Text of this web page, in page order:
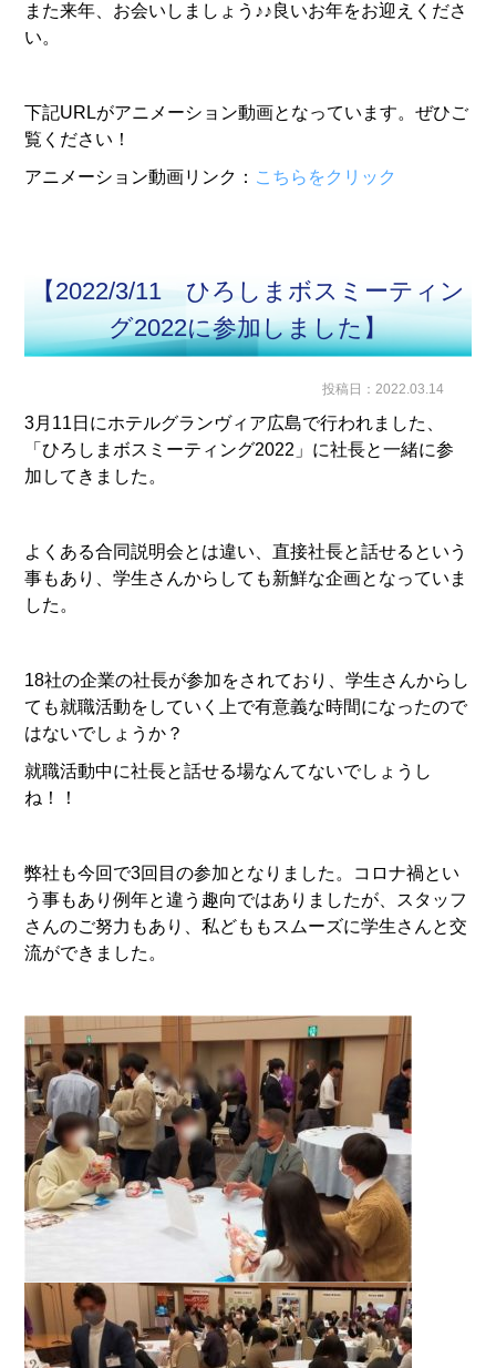
また来年、お会いしましょう♪♪良いお年をお迎えくださ
い。
下記URLがアニメーション動画となっています。ぜひご
覧ください！
アニメーション動画リンク： こちらをクリック
【2022/3/11 ひろしまボスミーティン
グ2022に参加しました】
投稿日：2022.03.14
3月11日にホテルグランヴィア広島で行われました、
「ひろしまボスミーティング2022」に社長と一緒に参
加してきました。
よくある合同説明会とは違い、直接社長と話せるという
事もあり、学生さんからしても新鮮な企画となっていま
した。
18社の企業の社長が参加をされており、学生さんからし
ても就職活動をしていく上で有意義な時間になったので
はないでしょうか？
就職活動中に社長と話せる場なんてないでしょうし
ね！！
弊社も今回で3回目の参加となりました。コロナ禍とい
う事もあり例年と違う趣向ではありましたが、スタッフ
さんのご努力もあり、私どももスムーズに学生さんと交
流ができました。